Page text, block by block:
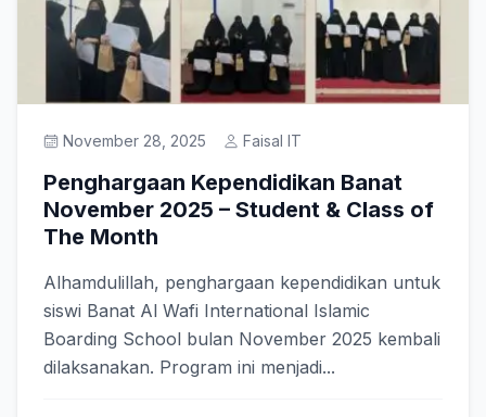
November 28, 2025 Faisal IT
Penghargaan Kependidikan Banat
November 2025 – Student & Class of
The Month
Alhamdulillah, penghargaan kependidikan untuk
siswi Banat Al Wafi International Islamic
Boarding School bulan November 2025 kembali
dilaksanakan. Program ini menjadi...